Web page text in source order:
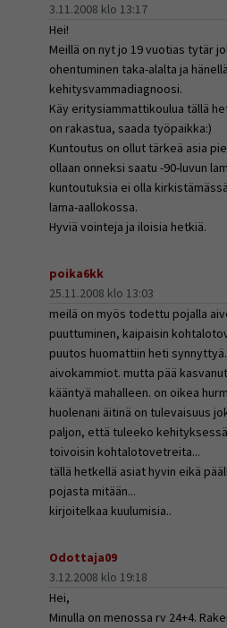
3.11.2008 klo 13:17
Hei!
Meillä on nyt jo 19 vuotias tytär
ohentuminen taka-alalta ja
kehitysvammadiagnoosi.
Käy eritysiammattikoulua tällä
on rakastua, saada työpaikka:)
Kuntoutus on ollut tärkeä asia
ollaan onneksi saatu -90-luvun
kuntoutuksia ei olla
lama-aallokossa.
Hyviä vointeja ja iloisia hetkiä.
poika6kk
25.11.2008 klo 13:03
meilä on myös todettu pojalla
puuttuminen, kaipaisin
puutos huomattiin heti
aivokammiot. mutta pää
kääntyä mahalleen. on oikea
huolenani äitinä on tulevaisuus
paljon, että tuleeko
toivoisin kohtalotovetreita...
tällä hetkellä asiat hyvin eikä
pojasta mitään...
kirjoitelkaa kuulumisia..
Odottaja09
3.12.2008 klo 19:18
Hei,
Minulla on menossa rv 24+4.